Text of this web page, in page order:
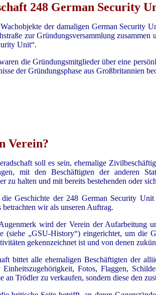
248 German Security
der damaligen German Security
zur Gründungsversammlung
Unit“.
die Gründungsmitglieder über eine
der Gründungsphase aus Großbritannien
Verein?
soll es sein, ehemalige
mit den Beschäftigten der anderen
zu halten und mit bereits bestehenden oder
Geschichte der 248 German Security
wir als unseren Auftrag.
wird der Verein der Aufarbeitung
(siehe „GSU-History“) eingerichtet, um die
gekennzeichnet ist und von denen
bittet alle ehemaligen Beschäftigten der
Fotos, Flaggen,
an Trödler zu verkaufen, sondern diese den